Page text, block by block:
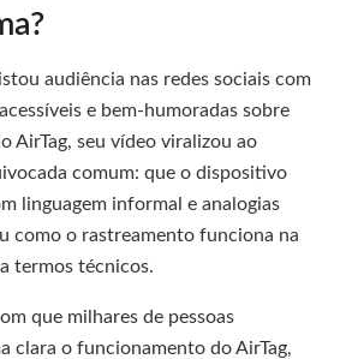
audiência nas redes sociais com
e bem-humoradas sobre
AirTag, seu vídeo viralizou ao
comum: que o dispositivo
linguagem informal e analogias
como o rastreamento funciona na
termos técnicos.
que milhares de pessoas
clara o funcionamento do AirTag,